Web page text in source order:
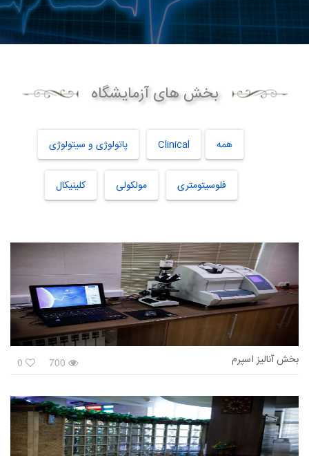
بخش های آزمایشگاه
همه Clinical پاتولوژی و سیتولوژی
فلوسیتومتری مولکولی کلینیکال
700
0 بخش آنالیز اسپرم